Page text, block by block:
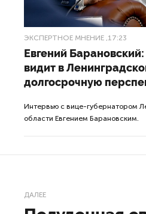
ЭКСПЕРТНОЕ МНЕНИЕ ,17:23
Евгений
видит в
долгосрочную
Интервью с вице-губернатором
области Евгением Барановским.
ДАЛЕЕ